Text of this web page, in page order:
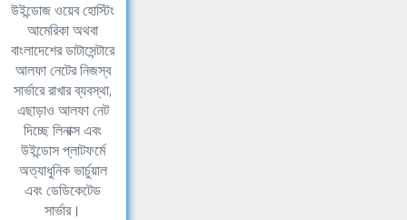
উইন্ডোজ ওয়েব হোস্টিং
আমেরিকা অথবা
বাংলাদেশের ডাটাসেন্টারে
আলফা নেটের নিজস্ব
সার্ভারে রাখার ব্যবস্থা,
এছাড়াও আলফা নেট
দিচ্ছে লিনাক্স এবং
উইন্ডোস প্লাটফর্মে
অত্যাধুনিক ভার্চুয়াল
এবং ডেডিকেটেড
সার্ভার।